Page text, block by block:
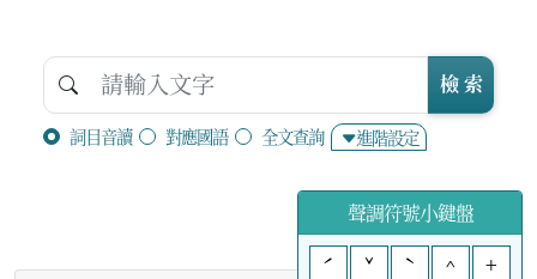
詞目音讀 對應國語 全文查詢 進階設定
檢 索
聲調符號小鍵盤
ˊ
ˇ ˋ ^ +